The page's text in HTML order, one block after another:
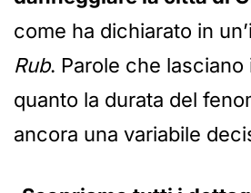
come ha dichiarato in
Rub. Parole che lasciano
quanto la durata del
ancora una variabile